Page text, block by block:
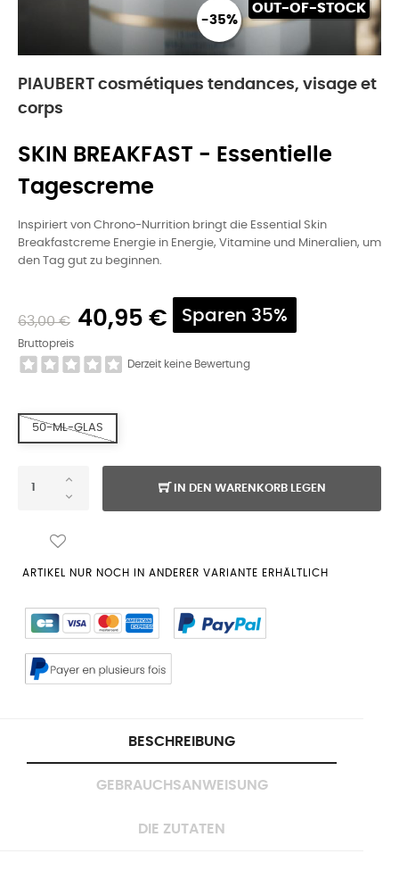
-35%
OUT-OF-STOCK
PIAUBERT cosmétiques tendances, visage et
corps
SKIN BREAKFAST - Essentielle
Tagescreme
Inspiriert von Chrono-Nurrition bringt die Essential Skin
Breakfastcreme Energie in Energie, Vitamine und Mineralien, um
den Tag gut zu beginnen.
63,00 € 40,95 € Sparen 35%
Bruttopreis
Derzeit keine Bewertung
50-ML-GLAS
IN DEN WARENKORB LEGEN
ARTIKEL NUR NOCH IN ANDERER VARIANTE ERHÄLTLICH
BESCHREIBUNG
GEBRAUCHSANWEISUNG
DIE ZUTATEN